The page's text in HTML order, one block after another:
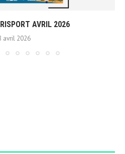
AVRIL 2026
avril 2026